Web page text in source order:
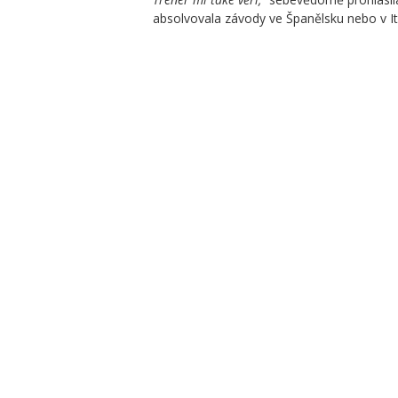
absolvovala závody ve Španělsku nebo v